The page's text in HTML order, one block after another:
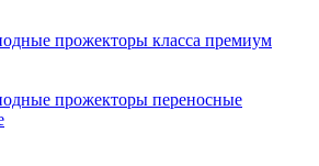
прожекторы класса премиум
прожекторы переносные